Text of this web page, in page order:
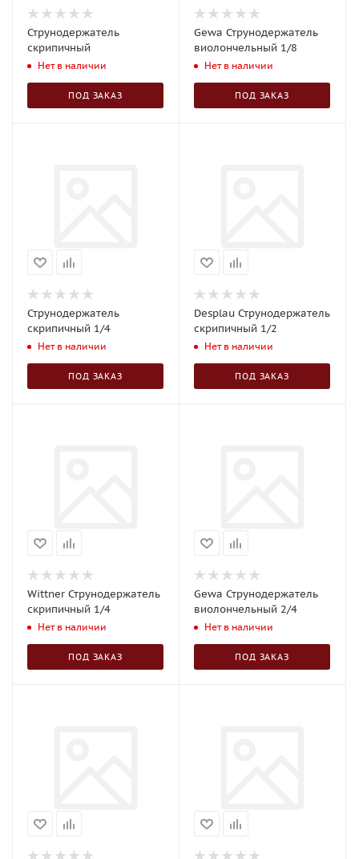
Струнодержатель
скрипичный
Нет в наличии
ПОД ЗАКАЗ
Gewa Струнодержатель
виолончельный 1/8
Нет в наличии
ПОД ЗАКАЗ
Струнодержатель
скрипичный 1/4
Нет в наличии
ПОД ЗАКАЗ
Desplau Струнодержатель
скрипичный 1/2
Нет в наличии
ПОД ЗАКАЗ
Wittner Струнодержатель
скрипичный 1/4
Нет в наличии
ПОД ЗАКАЗ
Gewa Струнодержатель
виолончельный 2/4
Нет в наличии
ПОД ЗАКАЗ